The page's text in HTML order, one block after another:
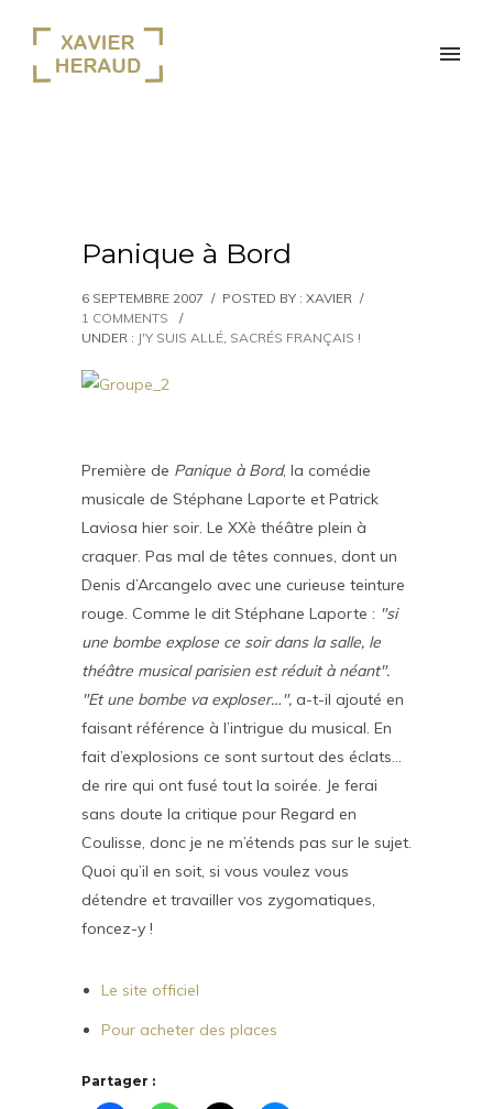
Panique à Bord
6 SEPTEMBRE 2007 / POSTED BY : XAVIER /
1 COMMENTS
/
UNDER : J'Y SUIS ALLÉ, SACRÉS FRANÇAIS !
Première de Panique à Bord, la comédie
musicale de Stéphane Laporte et Patrick
Laviosa hier soir. Le XXè théâtre plein à
craquer. Pas mal de têtes connues, dont un
Denis d’Arcangelo avec une curieuse teinture
rouge. Comme le dit Stéphane Laporte : "si
une bombe explose ce soir dans la salle, le
théâtre musical parisien est réduit à néant".
"Et une bombe va exploser…", a-t-il ajouté en
faisant référence à l’intrigue du musical. En
fait d’explosions ce sont surtout des éclats…
de rire qui ont fusé tout la soirée. Je ferai
sans doute la critique pour Regard en
Coulisse, donc je ne m’étends pas sur le sujet.
Quoi qu’il en soit, si vous voulez vous
détendre et travailler vos zygomatiques,
foncez-y !
Le site officiel
Pour acheter des places
Partager :